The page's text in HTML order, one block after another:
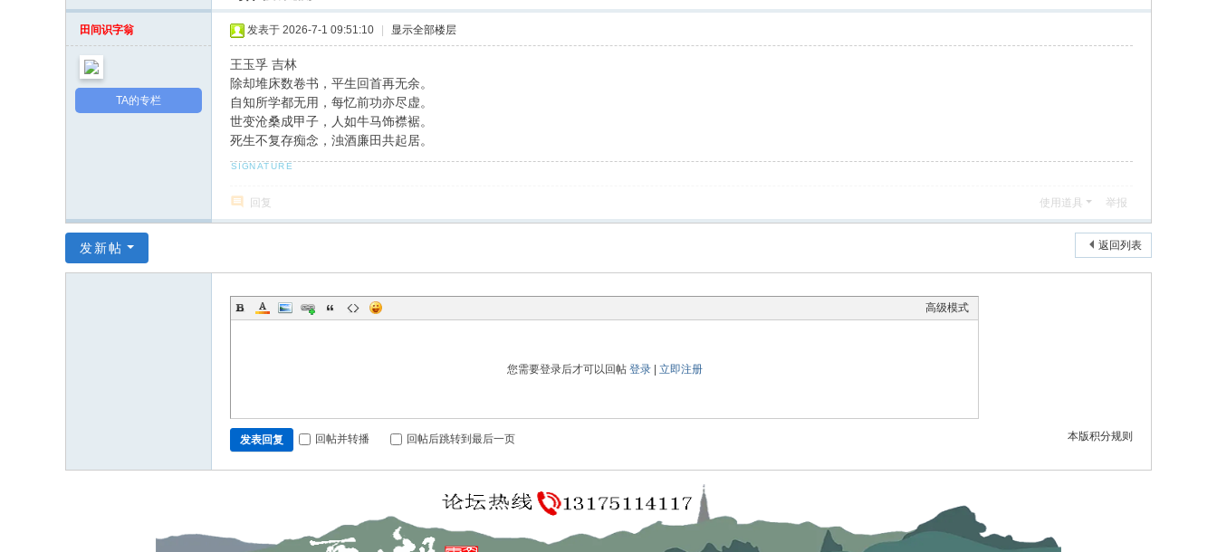
|
田间识字翁
TA的专栏
发表于 2026-7-1 09:51:10 显示全部楼层
王玉孚 吉林
除却堆床数卷书，平生回首再无余。
自知所学都无用，每忆前功亦尽虚。
世变沧桑成甲子，人如牛马饰襟裾。
死生不复存痴念，浊酒廉田共起居。
回复 使用道具 举报
返回列表
发新帖
高级模式
您需要登录后才可以回帖 登录| 立即注册
本版积分规则
发表回复 回帖并转播 回帖后跳转到最后一页